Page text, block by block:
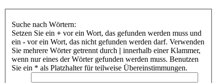
Suche nach Wörtern:
Setzen Sie ein + vor ein Wort, das gefunden werden muss und
ein - vor ein Wort, das nicht gefunden werden darf. Verwenden
Sie mehrere Wörter getrennt durch | innerhalb einer Klammer,
wenn nur eines der Wörter gefunden werden muss. Benutzen
Sie ein * als Platzhalter für teilweise Übereinstimmungen.